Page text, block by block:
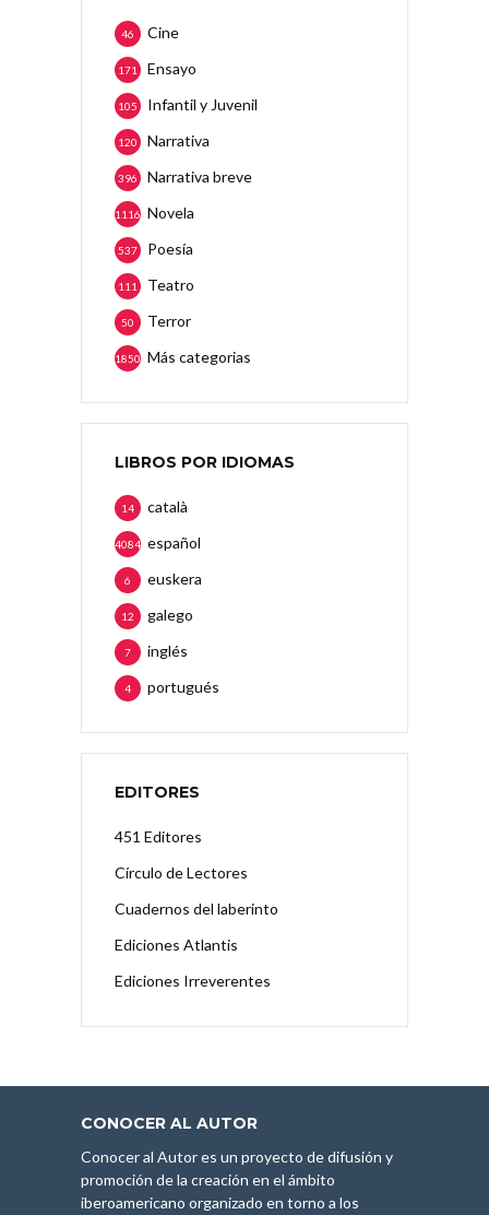
Cine
46
Ensayo
171
Infantil y Juvenil
105
Narrativa
120
Narrativa breve
396
Novela
1116
Poesía
537
Teatro
111
Terror
50
Más categorias
1850
LIBROS POR IDIOMAS
català
14
español
4084
euskera
6
galego
12
inglés
7
portugués
4
EDITORES
451 Editores
Círculo de Lectores
Cuadernos del laberinto
Ediciones Atlantis
Ediciones Irreverentes
CONOCER AL AUTOR
Conocer al Autor es un proyecto de difusión y
promoción de la creación en el ámbito
iberoamericano organizado en torno a los